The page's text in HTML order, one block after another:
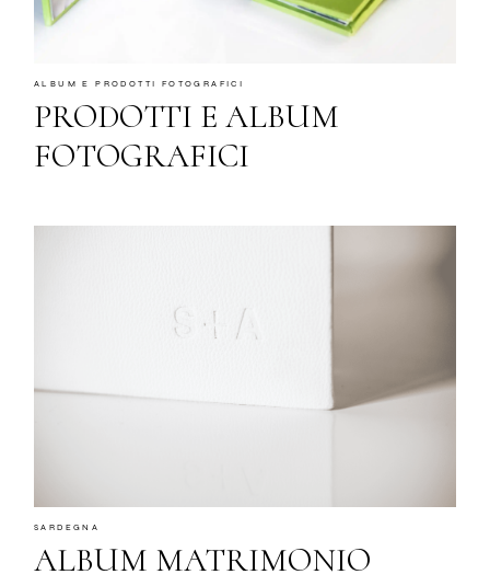
ALBUM E PRODOTTI FOTOGRAFICI
PRODOTTI E ALBUM
FOTOGRAFICI
SARDEGNA
ALBUM MATRIMONIO